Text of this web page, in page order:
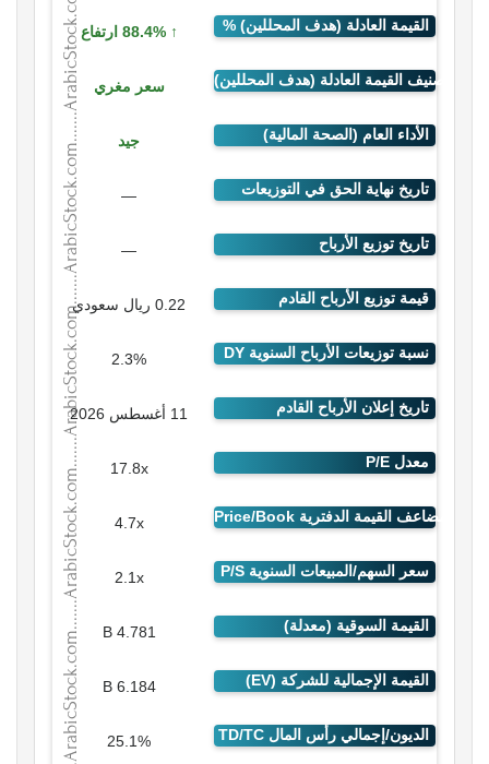
88.4% ارتفاع
سعر مغري
جيد
—
—
0.22 ريال سعودي
2.3%
11 أغسطس 2026
17.8x
4.7x
2.1x
4.781 B
6.184 B
25.1%